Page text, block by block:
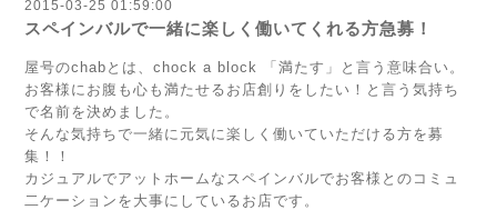
2015-03-25 01:59:00
スペインバルで一緒に楽しく働いてくれる方急募！
屋号のchabとは、chock a block 「満たす」と言う意味合い。
お客様にお腹も心も満たせるお店創りをしたい！と言う気持ち
で名前を決めました。
そんな気持ちで一緒に元気に楽しく働いていただける方を募
集！！
カジュアルでアットホームなスペインバルでお客様とのコミュ
二ケーションを大事にしているお店です。